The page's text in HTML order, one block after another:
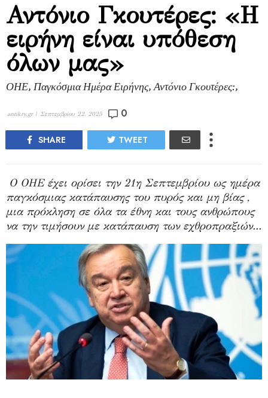
Αντόνιο Γκουτέρες: «Η
ειρήνη είναι υπόθεση
όλων μας»
ΟΗΕ, Παγκόσμια Ημέρα Ειρήνης, Αντόνιο Γκουτέρες:,
antikry.gr | Σεπτεμβρίου 22, 2025 0
SHARE TWEET
Ο ΟΗΕ έχει ορίσει την 21η Σεπτεμβρίου ως ημέρα
παγκόσμιας κατάπαυσης του πυρός και μη βίας ,
μια πρόκληση σε όλα τα έθνη και τους ανθρώπους
να την τιμήσουν με κατάπαυση των εχθροπραξιών...